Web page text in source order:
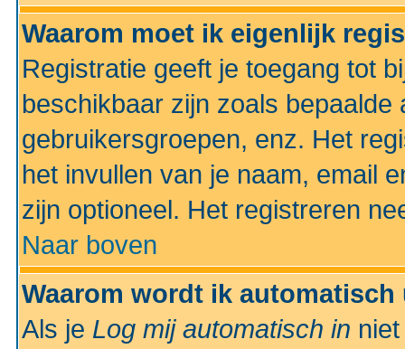
Waarom moet ik eigenlijk
Registratie geeft je toegang tot
beschikbaar zijn zoals
gebruikersgroepen, enz. Het
het invullen van je naam, email
zijn optioneel. Het registreren
Naar boven
Waarom wordt ik
Als je Log mij automatisch in